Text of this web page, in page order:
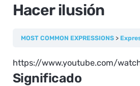
Hacer ilusión
MOST COMMON EXPRESSIONS
https://www.youtube.com/
Significado